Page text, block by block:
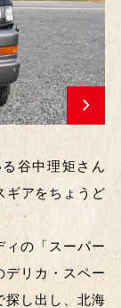
谷中理矩さん
ギアをちょうど
ィの「スーパー
デリカ・スペー
探し出し、北海